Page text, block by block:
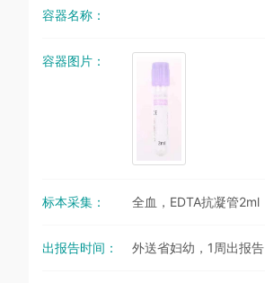
容器名称：
容器图片：
标本采集： 全血，EDTA抗凝管2ml
出报告时间： 外送省妇幼，1周出报告